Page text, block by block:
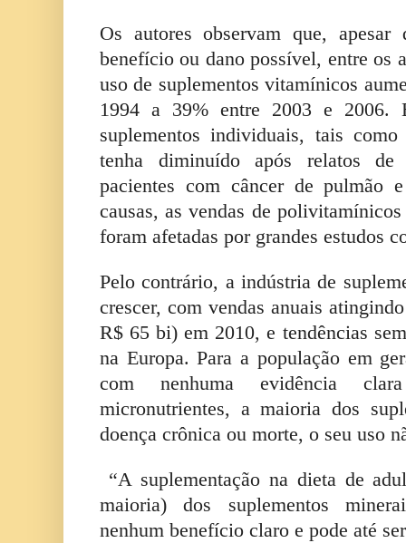
Os autores observam que,
benefício ou dano possível, entre os
uso de suplementos vitamínicos
1994 a 39% entre 2003 e 2006.
suplementos individuais, tais
tenha diminuído após relatos de
pacientes com câncer de pulmão
causas, as vendas de
foram afetadas por grandes estudos
Pelo contrário, a indústria de
crescer, com vendas anuais
R$ 65 bi) em 2010, e tendências
na Europa. Para a população em
com nenhuma evidência
micronutrientes, a maioria dos
doença crônica ou morte, o seu uso
“A suplementação na dieta de
maioria) dos suplementos
nenhum benefício claro e pode até